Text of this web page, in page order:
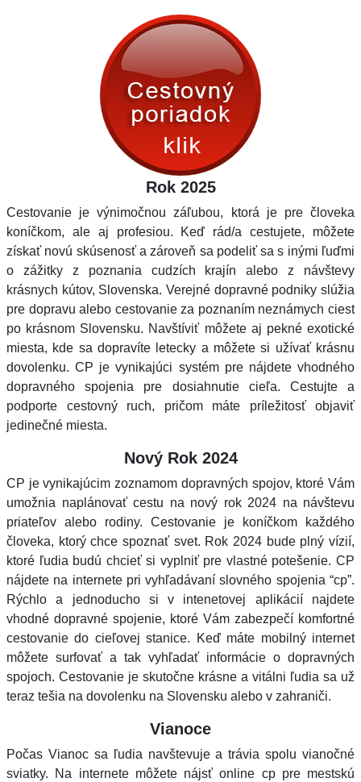
Rok 2025
Cestovanie je výnimočnou záľubou, ktorá je pre človeka
koníčkom, ale aj profesiou. Keď rád/a cestujete, môžete
získať novú skúsenosť a zároveň sa podeliť sa s inými ľuďmi
o zážitky z poznania cudzích krajín alebo z návštevy
krásnych kútov, Slovenska. Verejné dopravné podniky slúžia
pre dopravu alebo cestovanie za poznaním neznámych ciest
po krásnom Slovensku. Navštíviť môžete aj pekné exotické
miesta, kde sa dopravíte letecky a môžete si užívať krásnu
dovolenku. CP je vynikajúci systém pre nájdete vhodného
dopravného spojenia pre dosiahnutie cieľa. Cestujte a
podporte cestovný ruch, pričom máte príležitosť objaviť
jedinečné miesta.
Nový Rok 2024
CP je vynikajúcim zoznamom dopravných spojov, ktoré Vám
umožnia naplánovať cestu na nový rok 2024 na návštevu
priateľov alebo rodiny. Cestovanie je koníčkom každého
človeka, ktorý chce spoznať svet. Rok 2024 bude plný vízií,
ktoré ľudia budú chcieť si vyplniť pre vlastné potešenie. CP
nájdete na internete pri vyhľadávaní slovného spojenia “cp”.
Rýchlo a jednoducho si v intenetovej aplikácií najdete
vhodné dopravné spojenie, ktoré Vám zabezpečí komfortné
cestovanie do cieľovej stanice. Keď máte mobilný internet
môžete surfovať a tak vyhľadať informácie o dopravných
spojoch. Cestovanie je skutočne krásne a vitálni ľudia sa už
teraz tešia na dovolenku na Slovensku alebo v zahraniči.
Vianoce
Počas Vianoc sa ľudia navštevuje a trávia spolu vianočné
sviatky. Na internete môžete nájsť online cp pre mestskú